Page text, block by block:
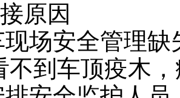
原因
场安全管理
不到车顶疫木